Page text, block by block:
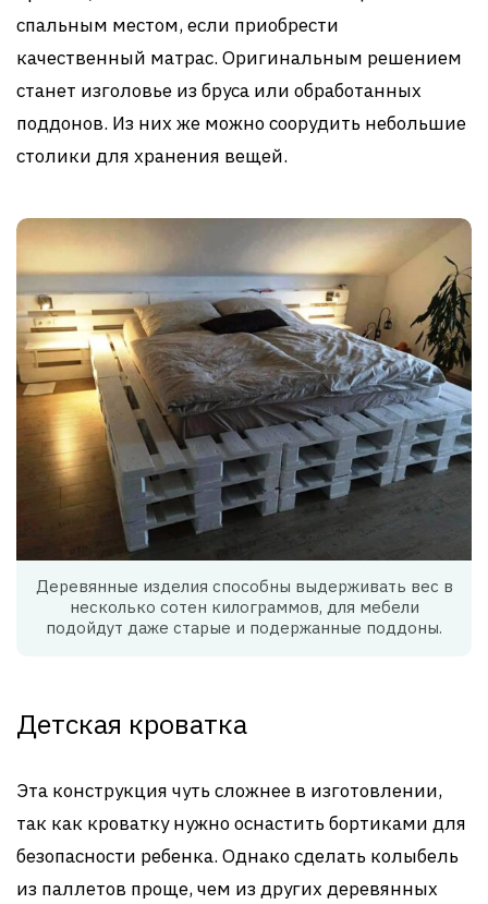
спальным местом, если приобрести
качественный матрас. Оригинальным решением
станет изголовье из бруса или обработанных
поддонов. Из них же можно соорудить небольшие
столики для хранения вещей.
Деревянные изделия способны выдерживать вес в
несколько сотен килограммов, для мебели
подойдут даже старые и подержанные поддоны.
Детская кроватка
Эта конструкция чуть сложнее в изготовлении,
так как кроватку нужно оснастить бортиками для
безопасности ребенка. Однако сделать колыбель
из паллетов проще, чем из других деревянных